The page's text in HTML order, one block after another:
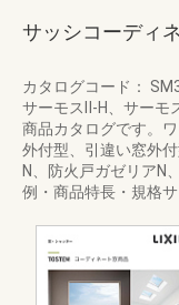
サッシコーディ
カタログコード：
サーモスⅡ-H、サーモ
商品カタログです。
外付型、引違い窓外
N、防火戸ガゼリアN
例・商品特長・規格